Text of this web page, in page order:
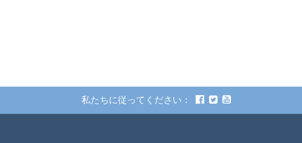
私たちに従ってください：